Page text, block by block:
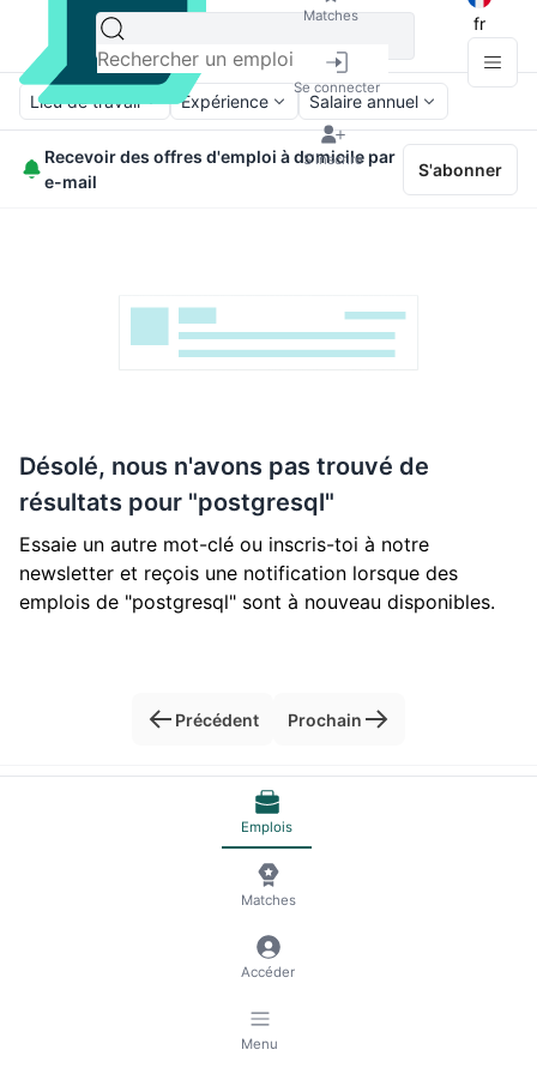
Matches
Se connecter
S'inscrire
fr
Lieu de travail Expérience Salaire annuel
Recevoir des offres d'emploi à domicile par
e-mail
S'abonner
Désolé, nous n'avons pas trouvé de
résultats pour "postgresql"
Essaie un autre mot-clé ou inscris-toi à notre
newsletter et reçois une notification lorsque des
emplois de "postgresql" sont à nouveau disponibles.
Précédent Prochain
Conditions Génerales de vente
Protection des données et mentions légales
Emplois
Matches
Accéder
Menu